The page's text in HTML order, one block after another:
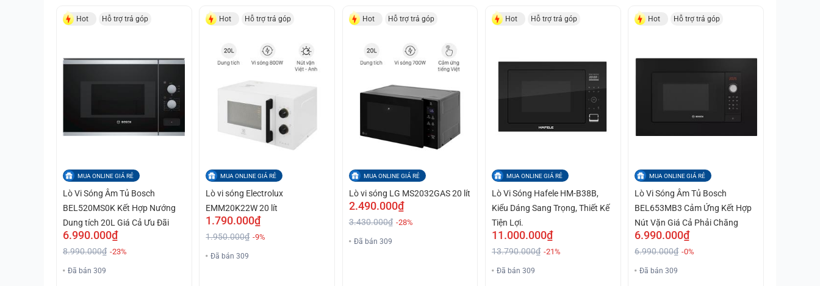
Hot Hỗ trợ trả góp
MUA ONLINE GIÁ RẺ
Lò Vi Sóng Âm Tủ Bosch
BEL520MS0K Kết Hợp Nướng
Dung tích 20L Giá Cả Ưu Đãi
6.990.000₫
8.990.000₫ -23%
Đã bán 309
Hot Hỗ trợ trả góp
MUA ONLINE GIÁ RẺ
Lò vi sóng Electrolux
EMM20K22W 20 lít
1.790.000₫
1.950.000₫ -9%
Đã bán 309
Hot Hỗ trợ trả góp
MUA ONLINE GIÁ RẺ
Lò vi sóng LG MS2032GAS 20 lít
2.490.000₫
3.430.000₫ -28%
Đã bán 309
Hot Hỗ trợ trả góp
MUA ONLINE GIÁ RẺ
Lò Vi Sóng Hafele HM-B38B,
Kiểu Dáng Sang Trọng, Thiết Kế
Tiện Lợi.
11.000.000₫
13.790.000₫ -21%
Đã bán 309
Hot Hỗ trợ trả góp
MUA ONLINE GIÁ RẺ
Lò Vi Sóng Âm Tủ Bosch
BEL653MB3 Cảm Ứng Kết Hợp
Nút Vặn Giá Cả Phải Chăng
6.990.000₫
6.990.000₫ -0%
Đã bán 309